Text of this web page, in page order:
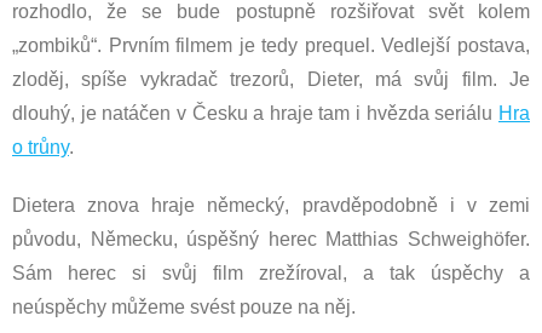
rozhodlo, že se bude postupně rozšiřovat svět kolem
„zombiků“. Prvním filmem je tedy prequel. Vedlejší postava,
zloděj, spíše vykradač trezorů, Dieter, má svůj film. Je
dlouhý, je natáčen v Česku a hraje tam i hvězda seriálu Hra
o trůny.
Dietera znova hraje německý, pravděpodobně i v zemi
původu, Německu, úspěšný herec Matthias Schweighöfer.
Sám herec si svůj film zrežíroval, a tak úspěchy a
neúspěchy můžeme svést pouze na něj.